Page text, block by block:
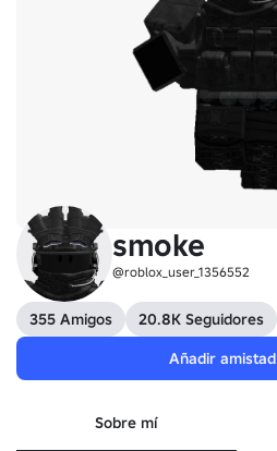
smoke
@roblox_user_1356552
355 Amigos 20.8K Seguidores
Añadir amistad
Sobre mí